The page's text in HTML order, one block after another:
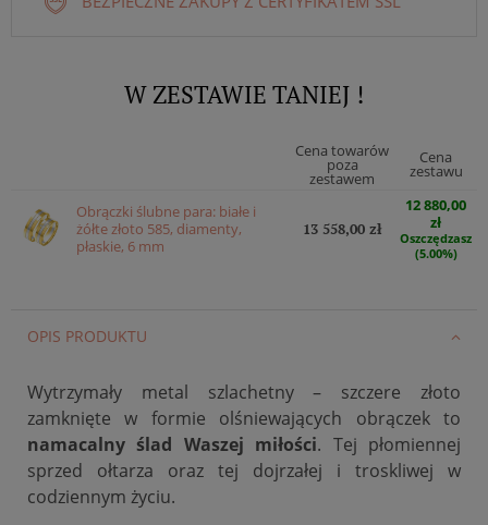
W ZESTAWIE TANIEJ !
Cena towarów
poza
zestawem
Cena
zestawu
Obrączki ślubne para: białe i
żółte złoto 585, diamenty,
płaskie, 6 mm
13 558,00 zł
12 880,00
zł
Oszczędzasz
(5.00%)
OPIS PRODUKTU
Wytrzymały metal szlachetny – szczere złoto
zamknięte w formie olśniewających obrączek to
namacalny ślad Waszej miłości. Tej płomiennej
sprzed ołtarza oraz tej dojrzałej i troskliwej w
codziennym życiu.